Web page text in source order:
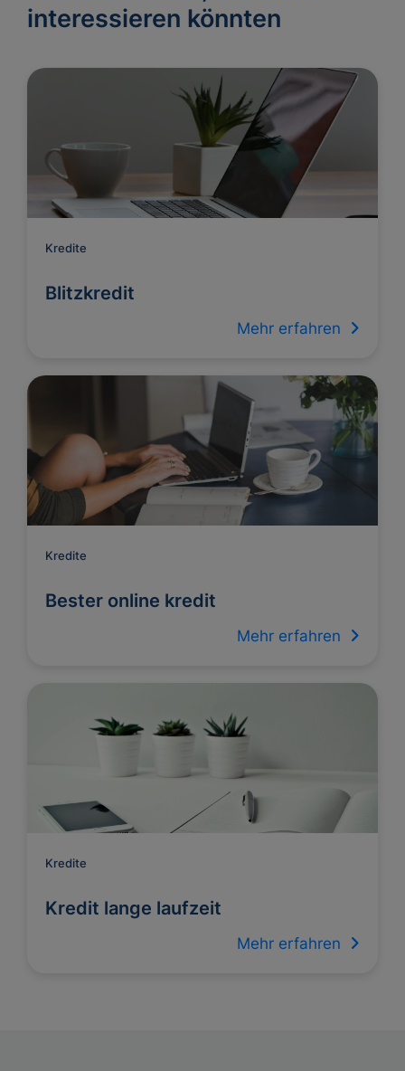
interessieren könnten
Kredite
Blitzkredit
Mehr erfahren
Kredite
Bester online kredit
Mehr erfahren
Kredite
Kredit lange laufzeit
Mehr erfahren